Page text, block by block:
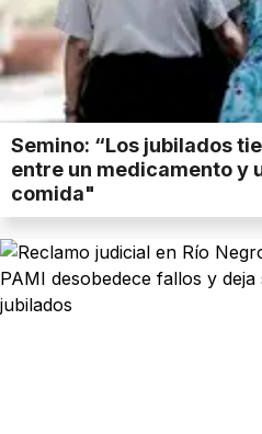
Semino: “Los jubilados
entre un medicamento y
comida"